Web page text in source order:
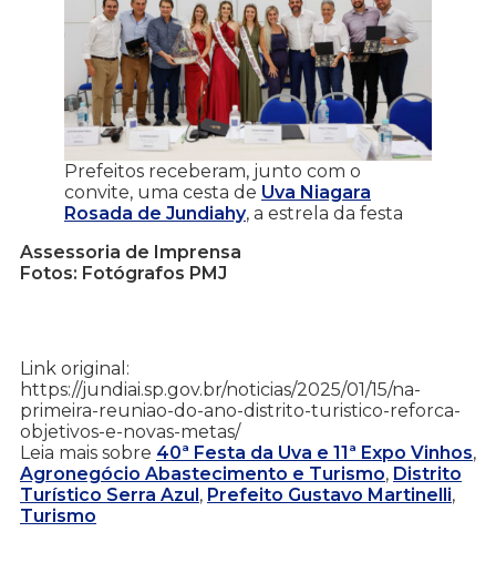
Prefeitos receberam, junto com o
convite, uma cesta de Uva Niagara
Rosada de Jundiahy, a estrela da festa
Assessoria de Imprensa
Fotos: Fotógrafos PMJ
Link original:
https://jundiai.sp.gov.br/noticias/2025/01/15/na-
primeira-reuniao-do-ano-distrito-turistico-reforca-
objetivos-e-novas-metas/
Leia mais sobre 40ª Festa da Uva e 11ª Expo Vinhos,
Agronegócio Abastecimento e Turismo, Distrito
Turístico Serra Azul, Prefeito Gustavo Martinelli,
Turismo